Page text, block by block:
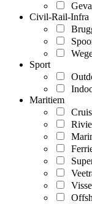
Civil-Rail-Infra
Sport
Maritiem